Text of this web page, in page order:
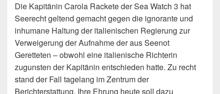
Die Kapitänin Carola Rackete der Sea Watch 3 hat
Seerecht geltend gemacht gegen die ignorante und
inhumane Haltung der italienischen Regierung zur
Verweigerung der Aufnahme der aus Seenot
Geretteten – obwohl eine italienische Richterin
zugunsten der Kapitänin entschieden hatte. Zu recht
stand der Fall tagelang im Zentrum der
Berichterstattung. Ihre Ehrung heute soll dazu